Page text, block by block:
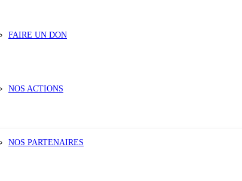
FAIRE UN DON
NOS ACTIONS
NOS PARTENAIRES